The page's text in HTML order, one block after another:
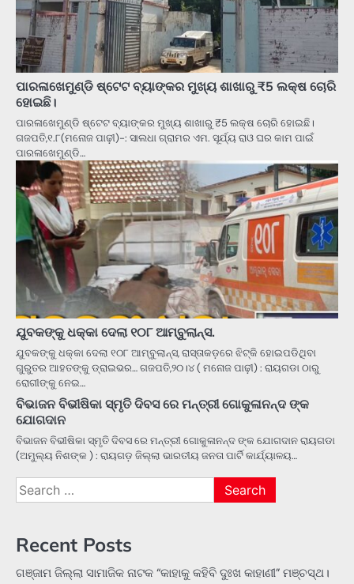
ପାରଳାଖେମୁଣ୍ଡି ଷ୍ଟେଟ ବ୍ୟାଙ୍କର ମୁଖ୍ୟ ଶାଖାରୁ ₹5 ଲକ୍ଷ ଚୋରି
ହୋଇଛି।
ପାରଳାଖେମୁଣ୍ଡି ଷ୍ଟେଟ ବ୍ୟାଙ୍କର ମୁଖ୍ୟ ଶାଖାରୁ ₹5 ଲକ୍ଷ ଚୋରି ହୋଇଛି।
ଗଜପତି,୧.୮(ମନୋଜ ପାଢ଼ୀ)-: ସାଲଧା ଗ୍ରାମର ଏମ. ସୂର୍ଯ୍ୟ ରାଓ ଘର କାମ ପାଇଁ
ପାରଳାଖେମୁଣ୍ଡି…
ଯୁବକଙ୍କୁ ଧକ୍କା ଦେଲା ୧୦୮ ଆମ୍ବୁଲାନ୍ସ.
ଯୁବକଙ୍କୁ ଧକ୍କା ଦେଲା ୧୦୮ ଆମ୍ବୁଲାନ୍ସ, ରାସ୍ତାକଡ଼ରେ ଝିଟ୍‌କି ହୋଇପଡିଥିବା
ଗୁରୁତର ଆହତଙ୍କୁ ଡ୍ରାଇଭର… ଗଜପତି,୨୦।୪ ( ମନୋଜ ପାଢ଼ୀ) : ରାୟଗଡା ଠାରୁ
ରୋଗୀଙ୍କୁ ନେଇ…
ବିଭାଜନ ବିଭୀଷିକା ସ୍ମୃତି ଦିବସ ରେ ମନ୍ତ୍ରୀ ଗୋକୁଳାନନ୍ଦ ଙ୍କ
ଯୋଗଦାନ
ବିଭାଜନ ବିଭୀଷିକା ସ୍ମୃତି ଦିବସ ରେ ମନ୍ତ୍ରୀ ଗୋକୁଳାନନ୍ଦ ଙ୍କ ଯୋଗଦାନ ରାୟଗଡା
(ଅମୁଲ୍ୟ ନିଶଙ୍କ ) : ରାୟଗଡ଼ ଜିଲ୍ଲା ଭାରତୀୟ ଜନତା ପାର୍ଟି କାର୍ଯ୍ୟାଳୟ…
Search
for:
Recent Posts
ଗଞ୍ଜାମ ଜିଲ୍ଲା ସାମାଜିକ ନାଟକ “କାହାକୁ କହିବି ଦୁଃଖ କାହାଣୀ” ମଞ୍ଚସ୍ଥ।